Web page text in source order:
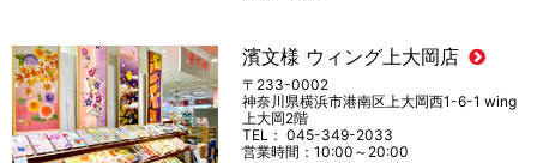
濱文様 ウィング上大岡店
〒233-0002
神奈川県横浜市港南区上大岡西1-6-1 wing
上大岡2階
TEL： 045-349-2033
営業時間：10:00～20:00